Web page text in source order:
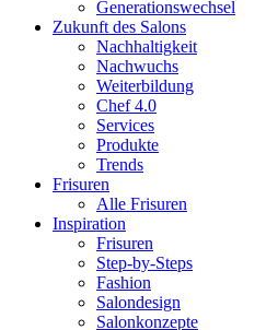
Generationswechsel
Zukunft des Salons
Nachhaltigkeit
Nachwuchs
Weiterbildung
Chef 4.0
Services
Produkte
Trends
Frisuren
Alle Frisuren
Inspiration
Frisuren
Step-by-Steps
Fashion
Salondesign
Salonkonzepte